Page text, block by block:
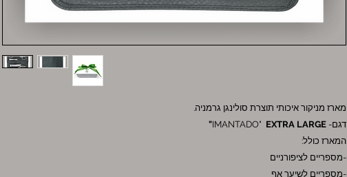
מארז מניקור איכותי תוצרת סולינגן גרמניה.
דגם- IMANTADO"
EXTRA LARGE"
המארז כולל:
-מספריים לציפורניים
-מספריים לשיער אף